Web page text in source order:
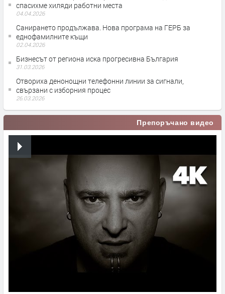
спасихме хиляди работни места
04.04.2026
Санирането продължава. Нова програма на ГЕРБ за
еднофамилните къщи
02.04.2026
Бизнесът от региона иска прогресивна България
31.03.2026
Отвориха денонощни телефонни линии за сигнали,
свързани с изборния процес
26.03.2026
Препоръчано видео